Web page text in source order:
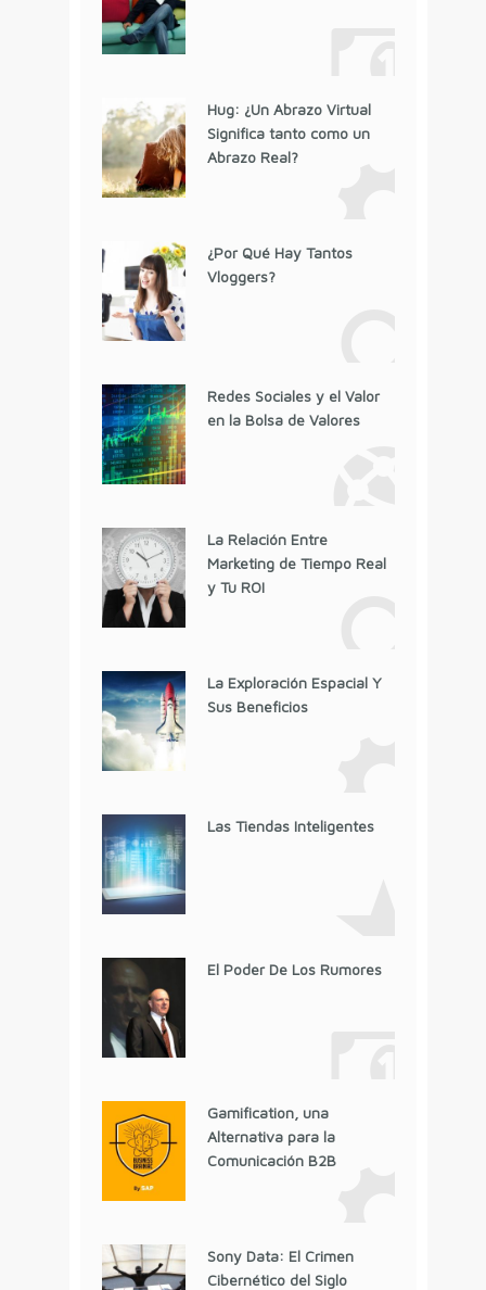
Hug: ¿Un Abrazo Virtual
Significa tanto como un
Abrazo Real?
¿Por Qué Hay Tantos
Vloggers?
Redes Sociales y el Valor
en la Bolsa de Valores
La Relación Entre
Marketing de Tiempo Real
y Tu ROI
La Exploración Espacial Y
Sus Beneficios
Las Tiendas Inteligentes
El Poder De Los Rumores
Gamification, una
Alternativa para la
Comunicación B2B
Sony Data: El Crimen
Cibernético del Siglo